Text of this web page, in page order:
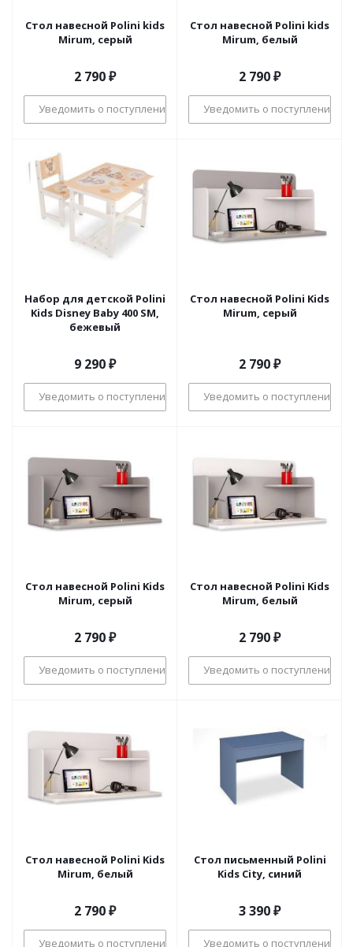
Стол навесной Polini kids
Mirum, серый
2 790₽
Уведомить о поступлении
Стол навесной Polini kids
Mirum, белый
2 790₽
Уведомить о поступлении
Набор для детской Polini
Kids Disney Baby 400 SM,
бежевый
9 290₽
Уведомить о поступлении
Стол навесной Polini Kids
Mirum, серый
2 790₽
Уведомить о поступлении
Стол навесной Polini Kids
Mirum, серый
2 790₽
Уведомить о поступлении
Стол навесной Polini Kids
Mirum, белый
2 790₽
Уведомить о поступлении
Стол навесной Polini Kids
Mirum, белый
2 790₽
Уведомить о поступлении
Стол письменный Polini
Kids City, синий
3 390₽
Уведомить о поступлении